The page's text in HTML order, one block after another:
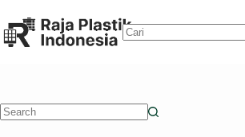
to
content